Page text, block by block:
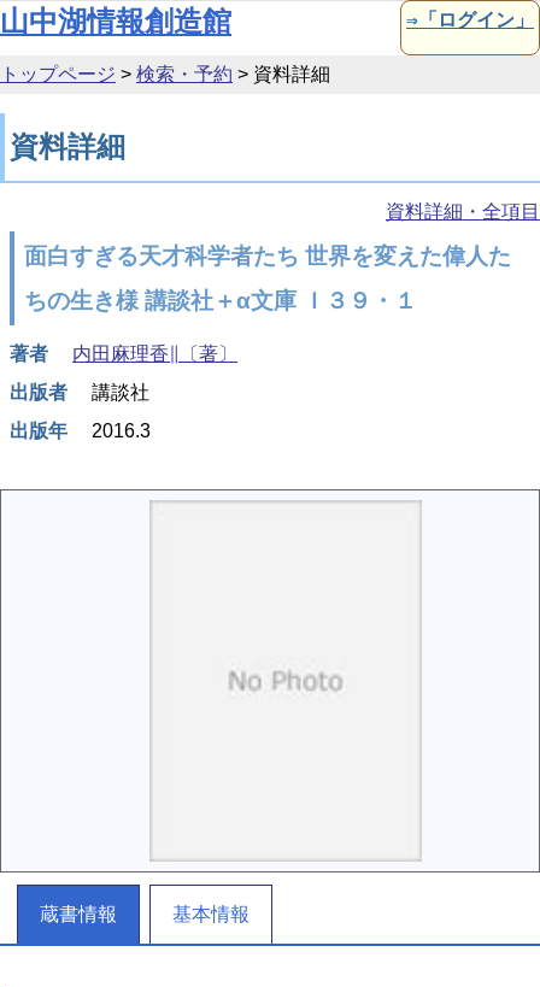
本文へ移動
山中湖情報創造館 ⇒「ログイン」
トップページ > 検索・予約 > 資料詳細
資料詳細
資料詳細・全項目
面白すぎる天才科学者たち 世界を変えた偉人た
ちの生き様 講談社＋α文庫 Ｉ３９・１
著者
内田麻理香∥〔著〕
出版者
講談社
出版年
2016.3
蔵書情報 基本情報